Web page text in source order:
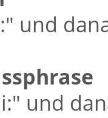
und
und